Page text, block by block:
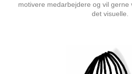
motivere medarbejdere og vil
det visuelle.